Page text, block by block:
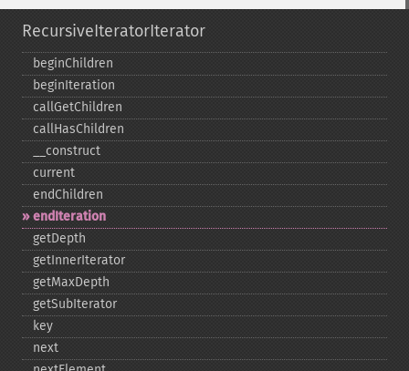
RecursiveIteratorIterator
beginChildren
beginIteration
callGetChildren
callHasChildren
_​_​construct
current
endChildren
endIteration
getDepth
getInnerIterator
getMaxDepth
getSubIterator
key
next